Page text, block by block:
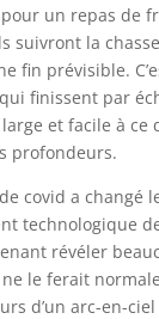
un repas de
suivront la
fin prévisible.
finissent par
et facile à ce
profondeurs.
covid a changé
technologique
révéler
le ferait
d’un arc-en-